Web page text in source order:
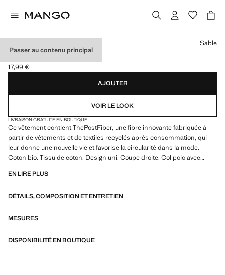
Passer au contenu principal
POLO BASIQUE COTON
Prix actuel [17,99 € ]
17,99 €
Choisissez une couleur
Sable
AJOUTER
VOIR LE LOOK
LIVRAISON GRATUITE EN BOUTIQUE
Ce vêtement contient ThePostFiber, une fibre innovante fabriquée à
partir de vêtements et de textiles recyclés après consommation, qui
leur donne une nouvelle vie et favorise la circularité dans la mode.
Coton bio. Tissu de coton. Design uni. Coupe droite. Col polo avec
EN LIRE PLUS
DÉTAILS, COMPOSITION ET ENTRETIEN
MESURES
DISPONIBILITÉ EN BOUTIQUE